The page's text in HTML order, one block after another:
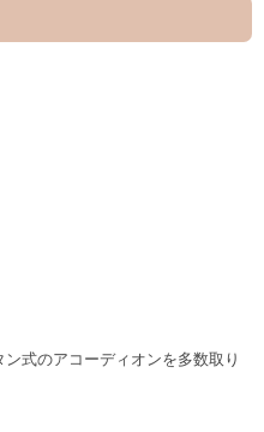
式のアコーディオンを多数取り